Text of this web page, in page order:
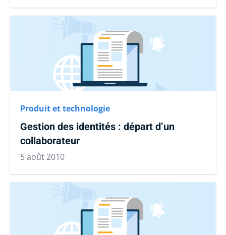
Produit et technologie
Gestion des identités : départ d’un
collaborateur
5 août 2010